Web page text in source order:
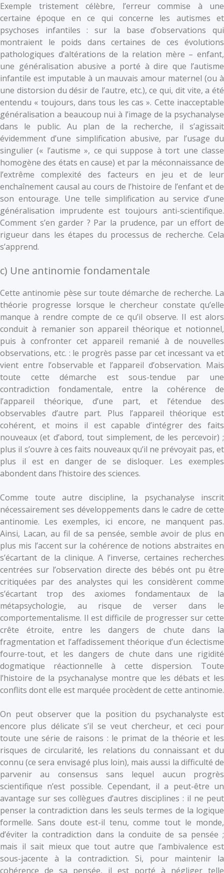
Exemple tristement célèbre, l’erreur commise à une
certaine époque en ce qui concerne les autismes et
psychoses infantiles : sur la base d’observations qui
montraient le poids dans certaines de ces évolutions
pathologiques d’altérations de la relation mère – enfant,
une généralisation abusive a porté à dire que l’autisme
infantile est imputable à un mauvais amour maternel (ou à
une distorsion du désir de l’autre, etc.), ce qui, dit vite, a été
entendu « toujours, dans tous les cas ». Cette inacceptable
généralisation a beaucoup nui à l’image de la psychanalyse
dans le public. Au plan de la recherche, il s’agissait
évidemment d’une simplification abusive, par l’usage du
singulier (« l’autisme », ce qui suppose à tort une classe
homogène des états en cause) et par la méconnaissance de
l’extrême complexité des facteurs en jeu et de leur
enchaînement causal au cours de l’histoire de l’enfant et de
son entourage. Une telle simplification au service d’une
généralisation imprudente est toujours anti-scientifique.
Comment s’en garder ? Par la prudence, par un effort de
rigueur dans les étapes du processus de recherche. Cela
s’apprend.
c) Une antinomie fondamentale
Cette antinomie pèse sur toute démarche de recherche. La
théorie progresse lorsque le chercheur constate qu’elle
manque à rendre compte de ce qu’il observe. Il est alors
conduit à remanier son appareil théorique et notionnel,
puis à confronter cet appareil remanié à de nouvelles
observations, etc. : le progrès passe par cet incessant va et
vient entre l’observable et l’appareil d’observation. Mais
toute cette démarche est sous-tendue par une
contradiction fondamentale, entre la cohérence de
l’appareil théorique, d’une part, et l’étendue des
observables d’autre part. Plus l’appareil théorique est
cohérent, et moins il est capable d’intégrer des faits
nouveaux (et d’abord, tout simplement, de les percevoir) ;
plus il s’ouvre à ces faits nouveaux qu’il ne prévoyait pas, et
plus il est en danger de se disloquer. Les exemples
abondent dans l’histoire des sciences.
Comme toute autre discipline, la psychanalyse inscrit
nécessairement ses développements dans le cadre de cette
antinomie. Les exemples, ici encore, ne manquent pas.
Ainsi, Lacan, au fil de sa pensée, semble avoir de plus en
plus mis l’accent sur la cohérence de notions abstraites en
s’écartant de la clinique. A l’inverse, certaines recherches
centrées sur l’observation directe des bébés ont pu être
critiquées par des analystes qui les considèrent comme
s’écartant trop des axiomes fondamentaux de la
métapsychologie, au risque de verser dans le
comportementalisme. Il est difficile de progresser sur cette
crête étroite, entre les dangers de chute dans la
fragmentation et l’affadissement théorique d’un éclectisme
fourre-tout, et les dangers de chute dans une rigidité
dogmatique réactionnelle à cette dispersion. Toute
l’histoire de la psychanalyse montre que les débats et les
conflits dont elle est marquée procèdent de cette antinomie.
On peut observer que la position du psychanalyste est
encore plus délicate s’il se veut chercheur, et ceci pour
toute une série de raisons : le primat de la théorie et les
risques de circularité, les relations du connaissant et du
connu (ce sera envisagé plus loin), mais aussi la difficulté de
parvenir au consensus sans lequel aucun progrès
scientifique n’est possible. Cependant, il a peut-être un
avantage sur ses collègues d’autres disciplines : il ne peut
penser la contradiction dans les seuls termes de la logique
formelle. Sans doute est-il tenu, comme tout le monde,
d’éviter la contradiction dans la conduite de sa pensée ;
mais il sait mieux que tout autre que l’ambivalence est
sous-jacente à la contradiction. Si, pour maintenir la
cohérence de sa pensée, il est porté à négliger telle